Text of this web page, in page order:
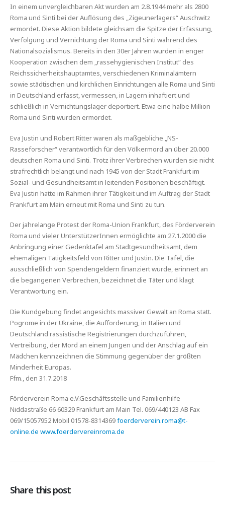
In einem unvergleichbaren Akt wurden am 2.8.1944 mehr als 2800
Roma und Sinti bei der Auflösung des „Zigeunerlagers“ Auschwitz
ermordet. Diese Aktion bildete gleichsam die Spitze der Erfassung,
Verfolgung und Vernichtung der Roma und Sinti während des
Nationalsozialismus. Bereits in den 30er Jahren wurden in enger
Kooperation zwischen dem „rassehygienischen Institut“ des
Reichssicherheitshauptamtes, verschiedenen Kriminalämtern
sowie städtischen und kirchlichen Einrichtungen alle Roma und Sinti
in Deutschland erfasst, vermessen, in Lagern inhaftiert und
schließlich in Vernichtungslager deportiert. Etwa eine halbe Million
Roma und Sinti wurden ermordet.
Eva Justin und Robert Ritter waren als maßgebliche „NS-
Rasseforscher“ verantwortlich für den Völkermord an über 20.000
deutschen Roma und Sinti. Trotz ihrer Verbrechen wurden sie nicht
strafrechtlich belangt und nach 1945 von der Stadt Frankfurt im
Sozial- und Gesundheitsamt in leitenden Positionen beschäftigt.
Eva Justin hatte im Rahmen ihrer Tätigkeit und im Auftrag der Stadt
Frankfurt am Main erneut mit Roma und Sinti zu tun.
Der jahrelange Protest der Roma-Union Frankfurt, des Förderverein
Roma und vieler UnterstützerInnen ermöglichte am 27.1.2000 die
Anbringung einer Gedenktafel am Stadtgesundheitsamt, dem
ehemaligen Tätigkeitsfeld von Ritter und Justin. Die Tafel, die
ausschließlich von Spendengeldern finanziert wurde, erinnert an
die begangenen Verbrechen, bezeichnet die Täter und klagt
Verantwortung ein.
Die Kundgebung findet angesichts massiver Gewalt an Roma statt.
Pogrome in der Ukraine, die Aufforderung, in Italien und
Deutschland rassistische Registrierungen durchzuführen,
Vertreibung, der Mord an einem Jungen und der Anschlag auf ein
Mädchen kennzeichnen die Stimmung gegenüber der größten
Minderheit Europas.
Ffm., den 31.7.2018
Förderverein Roma e.V.Geschäftsstelle und Familienhilfe
Niddastraße 66 60329 Frankfurt am Main Tel. 069/440123 AB Fax
069/15057952 Mobil 01578-8314369foerderverein.roma@t-
online.de www.foerdervereinroma.de
Share this post